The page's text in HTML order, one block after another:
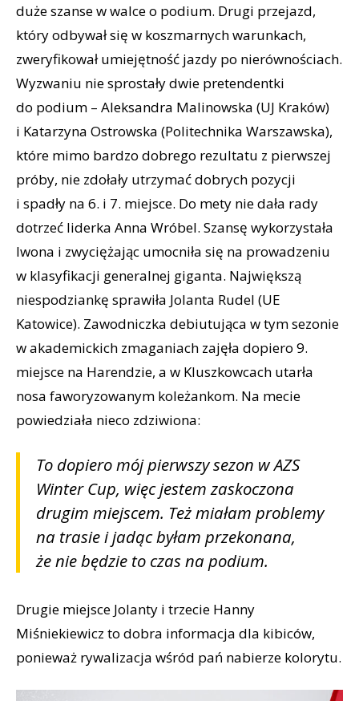
duże szanse w walce o podium. Drugi przejazd,
który odbywał się w koszmarnych warunkach,
zweryfikował umiejętność jazdy po nierównościach.
Wyzwaniu nie sprostały dwie pretendentki
do podium – Aleksandra Malinowska (UJ Kraków)
i Katarzyna Ostrowska (Politechnika Warszawska),
które mimo bardzo dobrego rezultatu z pierwszej
próby, nie zdołały utrzymać dobrych pozycji
i spadły na 6. i 7. miejsce. Do mety nie dała rady
dotrzeć liderka Anna Wróbel. Szansę wykorzystała
Iwona i zwyciężając umocniła się na prowadzeniu
w klasyfikacji generalnej giganta. Największą
niespodziankę sprawiła Jolanta Rudel (UE
Katowice). Zawodniczka debiutująca w tym sezonie
w akademickich zmaganiach zajęła dopiero 9.
miejsce na Harendzie, a w Kluszkowcach utarła
nosa faworyzowanym koleżankom. Na mecie
powiedziała nieco zdziwiona:
To dopiero mój pierwszy sezon w AZS
Winter Cup, więc jestem zaskoczona
drugim miejscem. Też miałam problemy
na trasie i jadąc byłam przekonana,
że nie będzie to czas na podium.
Drugie miejsce Jolanty i trzecie Hanny
Miśniekiewicz to dobra informacja dla kibiców,
ponieważ rywalizacja wśród pań nabierze kolorytu.